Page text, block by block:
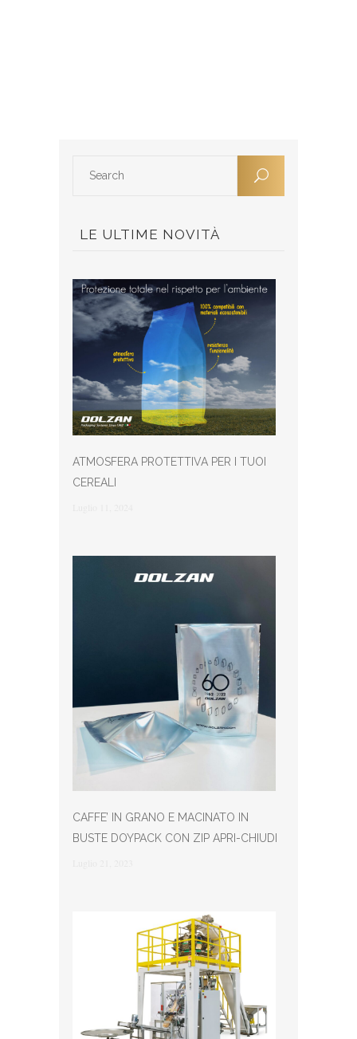
LE ULTIME NOVITÀ
ATMOSFERA PROTETTIVA PER I TUOI
CEREALI
CAFFE’ IN GRANO E MACINATO IN
BUSTE DOYPACK CON ZIP APRI-CHIUDI